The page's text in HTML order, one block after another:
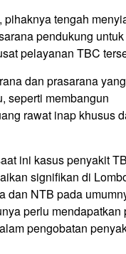
pihaknya tengah
pendukung untuk
pelayanan TBC
dan prasarana yang
seperti membangun
rawat inap khusus
ini kasus penyakit
signifikan di
dan NTB pada
perlu mendapatkan
pengobatan